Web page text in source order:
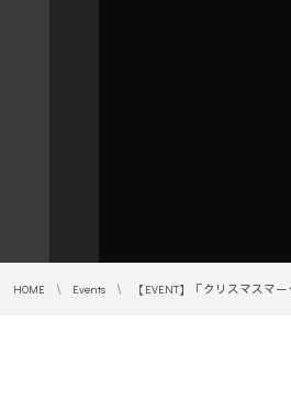
HOME Events 【EVENT】「クリスマスマ